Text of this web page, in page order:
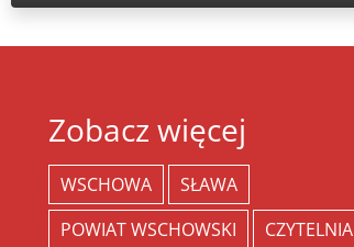
Zobacz więcej
WSCHOWA
SŁAWA
POWIAT WSCHOWSKI
CZYTELNIA